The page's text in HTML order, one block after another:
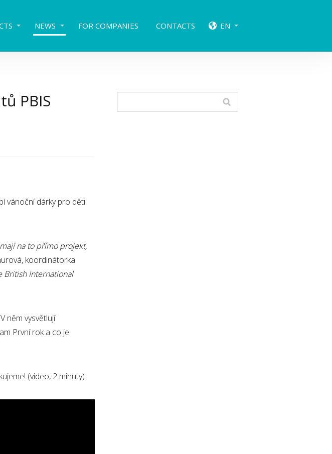
NEWS FOR COMPANIES CONTACTS EN
PBIS
vánoční dárky pro děti
na to přímo projekt,
koordinátorka
British International
něm vysvětlují
První rok a co je
(video, 2 minuty)